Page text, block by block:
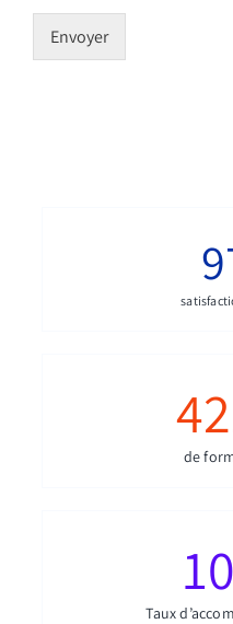
Envoyer
de
Taux